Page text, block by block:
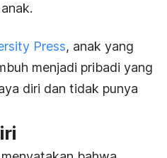
Press, anak yang
menjadi pribadi yang
diri dan tidak punya